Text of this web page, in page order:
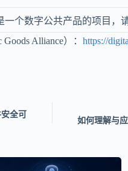
个数字公共产品的项目
Alliance）： https://
全可
如何理解与